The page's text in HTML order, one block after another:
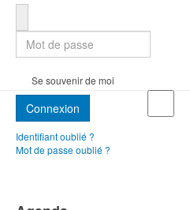
Se souvenir de moi
Connexion
Identifiant oublié ?
Mot de passe oublié ?